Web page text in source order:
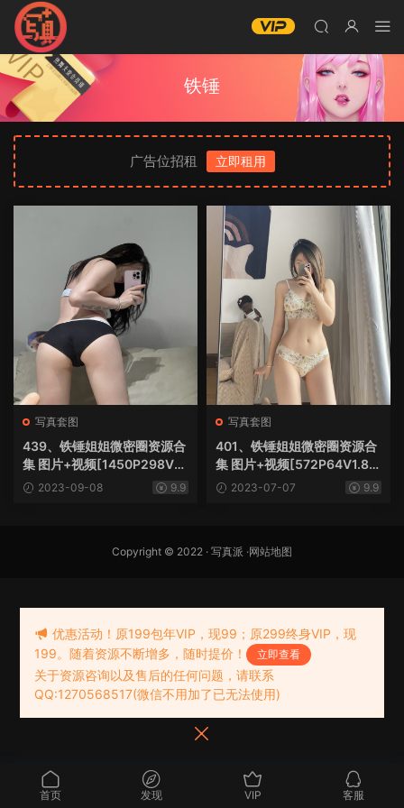
铁锤
广告位招租 立即租用
写真套图
439、铁锤姐姐微密圈资源合
集 图片+视频[1450P298V9.
89G]2023-09-08 9.9
写真套图
401、铁锤姐姐微密圈资源合
集 图片+视频[572P64V1.85
G] 2023-07-07 9.9
Copyright © 2022 · 写真派 ·网站地图
首页 发现 VIP 客服
优惠活动！原199包年VIP，现99；原299终身VIP，现
199。随着资源不断增多，随时提价！
立即查看
关于资源咨询以及售后的任何问题，请联系
QQ:1270568517(微信不用加了已无法使用)